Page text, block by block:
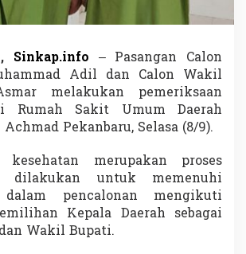
a
H
A
s
m
a
r
J
l
a
n
i
P
Sinkap.info – Pasangan Calon
Adil dan Calon Wakil
melakukan pemeriksaan
Rumah Sakit Umum Daerah
Pekanbaru, Selasa (8/9).
kesehatan merupakan proses
dilakukan untuk memenuhi
dalam pencalonan mengikuti
Kepala Daerah sebagai
Wakil Bupati.